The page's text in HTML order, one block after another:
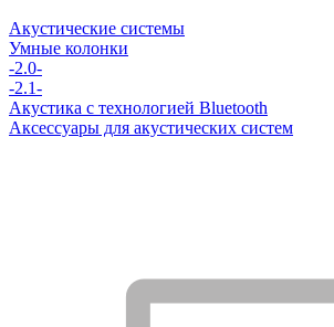
Акустические системы
Умные колонки
-2.0-
-2.1-
Акустика с технологией Bluetooth
Аксессуары для акустических систем